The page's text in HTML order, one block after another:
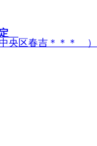
定
央区春吉＊＊＊ ）